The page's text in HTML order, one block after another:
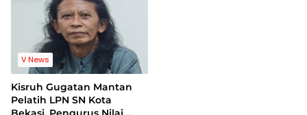
V News
Kisruh Gugatan Mantan
Pelatih LPN SN Kota